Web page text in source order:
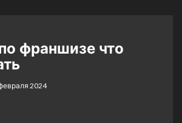
франшизе что
2024